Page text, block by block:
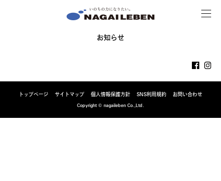
MENU
お知らせ
トップページ サイトマップ 個人情報保護方針 SNS利用規約
お問い合わせ
Copyright © nagaileben Co.,Ltd.